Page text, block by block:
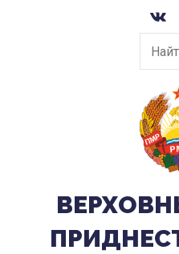
Найти
на
сайте: